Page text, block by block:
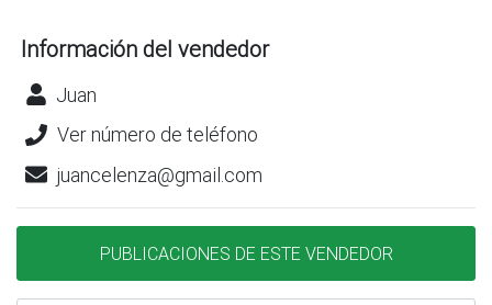
Información del vendedor
Juan
Ver número de teléfono
juancelenza@gmail.com
PUBLICACIONES DE ESTE VENDEDOR